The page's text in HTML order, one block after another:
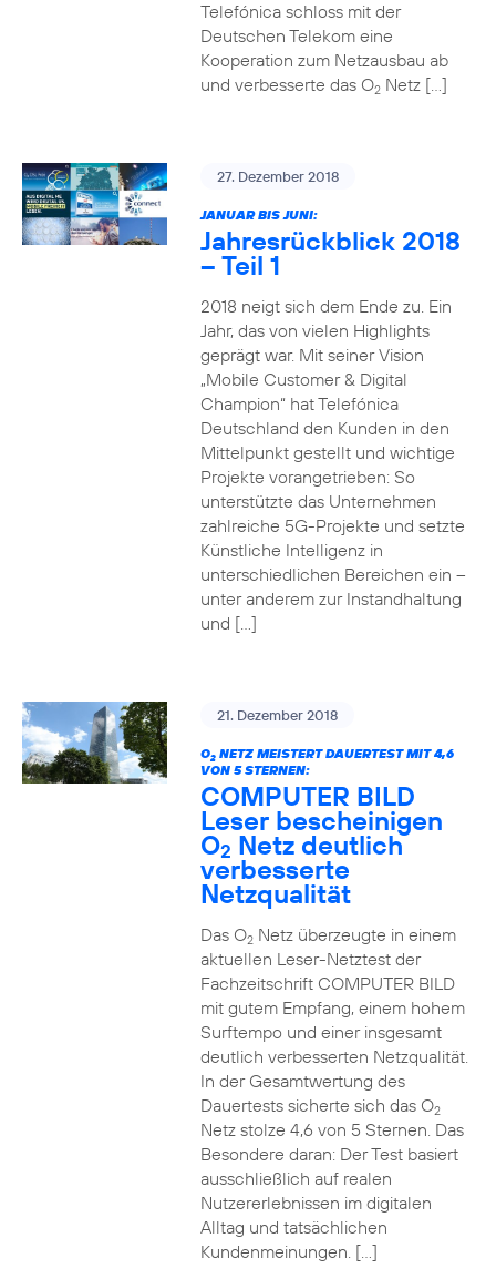
Telefónica schloss mit der
Deutschen Telekom eine
Kooperation zum Netzausbau ab
und verbesserte das O2Netz […]
27. Dezember 2018
JANUAR BIS JUNI:
Jahresrückblick 2018
– Teil 1
2018 neigt sich dem Ende zu. Ein
Jahr, das von vielen Highlights
geprägt war. Mit seiner Vision
„Mobile Customer & Digital
Champion“ hat Telefónica
Deutschland den Kunden in den
Mittelpunkt gestellt und wichtige
Projekte vorangetrieben: So
unterstützte das Unternehmen
zahlreiche 5G-Projekte und setzte
Künstliche Intelligenz in
unterschiedlichen Bereichen ein –
unter anderem zur Instandhaltung
und […]
21. Dezember 2018
O2NETZ MEISTERT DAUERTEST MIT 4,6
VON 5 STERNEN:
COMPUTER BILD
Leser bescheinigen
O2 Netz deutlich
verbesserte
Netzqualität
Das O2Netz überzeugte in einem
aktuellen Leser-Netztest der
Fachzeitschrift COMPUTER BILD
mit gutem Empfang, einem hohem
Surftempo und einer insgesamt
deutlich verbesserten Netzqualität.
In der Gesamtwertung des
Dauertests sicherte sich das O2
Netz stolze 4,6 von 5 Sternen. Das
Besondere daran: Der Test basiert
ausschließlich auf realen
Nutzererlebnissen im digitalen
Alltag und tatsächlichen
Kundenmeinungen. […]